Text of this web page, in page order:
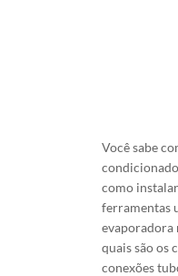
Você sabe
como
ferramentas
evaporadora
quais são os
conexões